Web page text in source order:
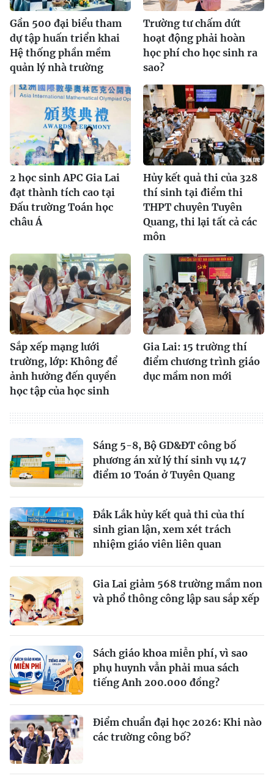
Gần 500 đại biểu tham
dự tập huấn triển khai
Hệ thống phần mềm
quản lý nhà trường
Trường tư chấm dứt
hoạt động phải hoàn
học phí cho học sinh ra
sao?
2 học sinh APC Gia Lai
đạt thành tích cao tại
Đấu trường Toán học
châu Á
Hủy kết quả thi của 328
thí sinh tại điểm thi
THPT chuyên Tuyên
Quang, thi lại tất cả các
môn
Sắp xếp mạng lưới
trường, lớp: Không để
ảnh hưởng đến quyền
học tập của học sinh
Gia Lai: 15 trường thí
điểm chương trình giáo
dục mầm non mới
Sáng 5-8, Bộ GD&ĐT công bố
phương án xử lý thí sinh vụ 147
điểm 10 Toán ở Tuyên Quang
Đắk Lắk hủy kết quả thi của thí
sinh gian lận, xem xét trách
nhiệm giáo viên liên quan
Gia Lai giảm 568 trường mầm non
và phổ thông công lập sau sắp xếp
Sách giáo khoa miễn phí, vì sao
phụ huynh vẫn phải mua sách
tiếng Anh 200.000 đồng?
Điểm chuẩn đại học 2026: Khi nào
các trường công bố?